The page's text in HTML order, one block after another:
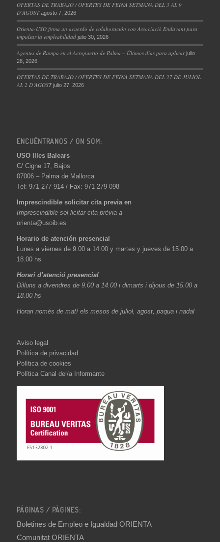
OFERTAS DE TRABAJO / OFERTES DE FEINA SETMANA DEL 3 AL 9
D’AGOST agosto 7, 2026
Orienta-USO firma un acuerdo de colaboración con Associació Endavant para
impulsar la empleabilidad julio 30, 2026
Agentes de Rampa en el Aeropuerto de Palma – Últimos días para aplicar julio
28, 2026
OFERTAS DE TRABAJO / OFERTES DE FEINA SETMANA DEL 27 DE JULIOL
AL 2 D’AGOST julio 27, 2026
ENCUÉNTRANOS / ON SOM:
USO Illes Balears
C/ Cigne 17, Bajos
07006 – Palma de Mallorca
Tel: 971 277 914 / Fax: 971 279 098
Imprescindible solicitar cita previa en
Imprescindible sol·licitar cita prèvia a
orienta@usoib.es
Horario de atención presencial
Lunes a viernes de 9.00 a 14.00 y martes y jueves de 15.00 a
18.00 hs
Horari d’atenció presencial
Dilluns a divendres de 9.00 a 14.00 i dimarts i dijous de 15.00 a
18.00 hs
Horari només de matí els mesos de juliol, agost, paqua i nadal
Aviso legal
Política de privacidad
Política de cookies
Política Canal del/a Informante
PÁGINAS / PÀGINES:
Boletines de Empleo e Igualdad ORIENTA
Comunitat ORIENTA